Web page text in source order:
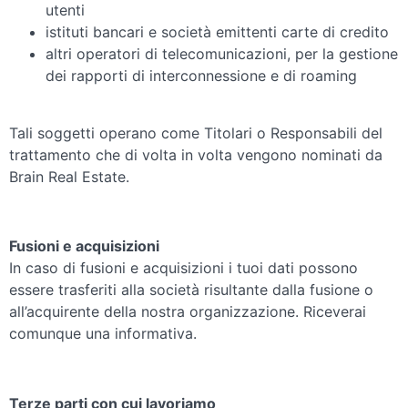
utenti
istituti bancari e società emittenti carte di credito
altri operatori di telecomunicazioni, per la gestione
dei rapporti di interconnessione e di roaming
Tali soggetti operano come Titolari o Responsabili del
trattamento che di volta in volta vengono nominati da
Brain Real Estate.
Fusioni e acquisizioni
In caso di fusioni e acquisizioni i tuoi dati possono
essere trasferiti alla società risultante dalla fusione o
all’acquirente della nostra organizzazione. Riceverai
comunque una informativa.
Terze parti con cui lavoriamo